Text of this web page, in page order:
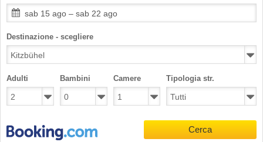
sab 15 ago – sab 22 ago
Destinazione - scegliere
Adulti Bambini Camere Tipologia str.
Cerca